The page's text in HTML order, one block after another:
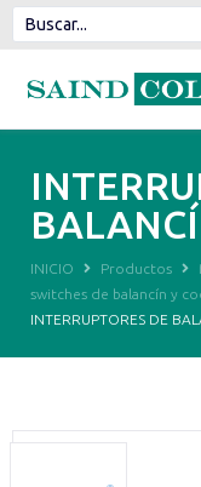
INICIO Productos
switches de balancín y
INTERRUPTORES DE